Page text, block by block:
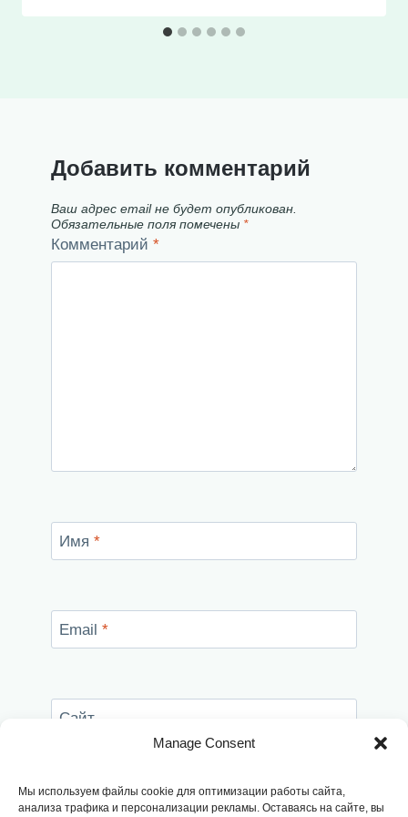
Manage Consent
Мы используем файлы cookie для оптимизации работы сайта,
анализа трафика и персонализации рекламы. Оставаясь на сайте, вы
Добавить комментарий
Ваш адрес email не будет опубликован.
Обязательные поля помечены *
Комментарий *
Имя *
Email *
Сайт
этом браузере для последующих моих
комментариев.